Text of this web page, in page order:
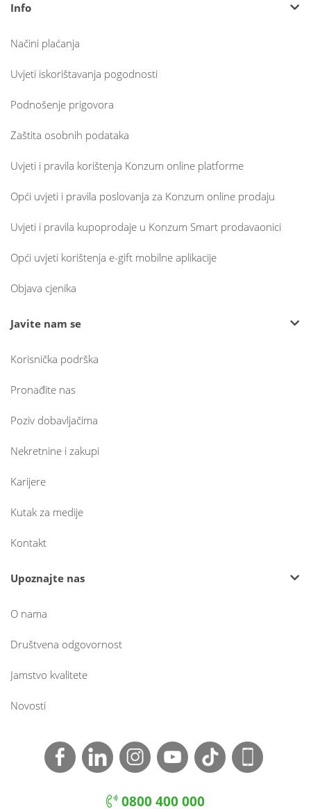
Info
Načini plaćanja
Uvjeti iskorištavanja pogodnosti
Podnošenje prigovora
Zaštita osobnih podataka
Uvjeti i pravila korištenja Konzum online platforme
Opći uvjeti i pravila poslovanja za Konzum online prodaju
Uvjeti i pravila kupoprodaje u Konzum Smart prodavaonici
Opći uvjeti korištenja e-gift mobilne aplikacije
Objava cjenika
Javite nam se
Korisnička podrška
Pronađite nas
Poziv dobavljačima
Nekretnine i zakupi
Karijere
Kutak za medije
Kontakt
Upoznajte nas
O nama
Društvena odgovornost
Jamstvo kvalitete
Novosti
0800 400 000